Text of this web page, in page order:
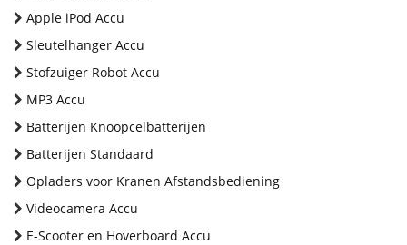
Apple iPod Accu
Sleutelhanger Accu
Stofzuiger Robot Accu
MP3 Accu
Batterijen Knoopcelbatterijen
Batterijen Standaard
Opladers voor Kranen Afstandsbediening
Videocamera Accu
E-Scooter en Hoverboard Accu